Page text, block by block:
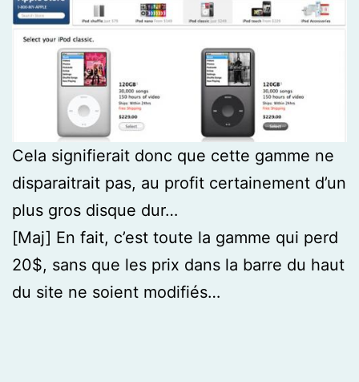
Cela signifierait donc que cette gamme ne
disparaitrait pas, au profit certainement d’un
plus gros disque dur…
[Maj] En fait, c’est toute la gamme qui perd
20$, sans que les prix dans la barre du haut
du site ne soient modifiés…